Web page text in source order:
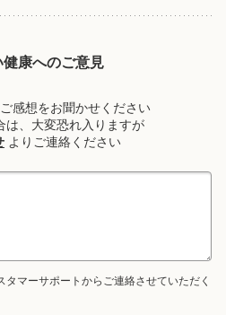
康へのご意見
感想をお聞かせください
は、大変恐れ入りますが
よりご連絡ください
マーサポートからご連絡させていただく